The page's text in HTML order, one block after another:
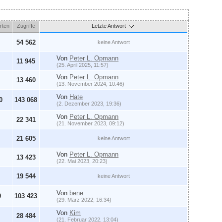
Zugriffe Letzte Antwort
54 562 keine Antwort
11 945 Von Peter L. Opmann
(25. April 2025, 11:57)
13 460 Von Peter L. Opmann
(13. November 2024, 10:46)
143 068 Von Hate
(2. Dezember 2023, 19:36)
22 341 Von Peter L. Opmann
(21. November 2023, 09:12)
21 605 keine Antwort
13 423 Von Peter L. Opmann
(22. Mai 2023, 20:23)
19 544 keine Antwort
103 423 Von bene
(29. März 2022, 16:34)
28 484 Von Kim
(21. Februar 2022, 13:04)